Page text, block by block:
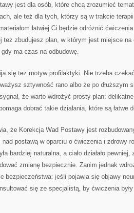
jest dla osób, które chcą zrozumieć
ale też dla tych, którzy są w trakcie
łatwiej Ci będzie odróżnić
też zbudujesz plan, w którym jest miejsce na
ma czas na odbudowę.
się też motyw profilaktyki. Nie trzeba
sztywność rano albo że po dłuższym
że warto wdrożyć prosty plan:
dobrać takie działania, które są łatwe
że Korekcja Wad Postawy jest
nad postawą w oparciu o ćwiczenia i zdrowy
bardziej naturalna, a ciało działało
zmianę bezpiecznie. Zanim jednak
bezpieczeństwa: jeśli pojawia się objawy
się ze specjalistą, by ćwiczenia